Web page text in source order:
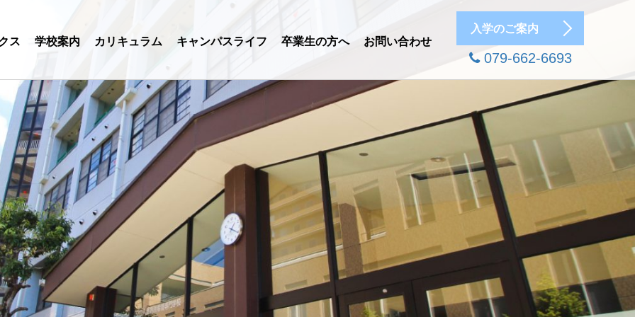
ス 学校案内 カリキュラム キャンパスライフ 卒業生の方へ お問い合わせ
入学のご案内
079-662-6693